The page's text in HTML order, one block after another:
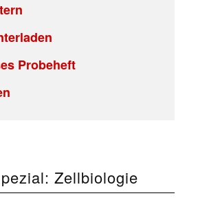
Probeheft
Zellbiologie